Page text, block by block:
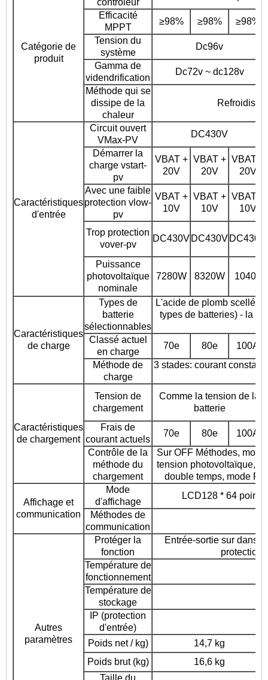
Catégorie de
produit
Efficacité
MPPT
≥98% ≥98%
≥98%
Tension du
système
Dc96v
Gamma de
videndrification
Dc72v ~ dc128v
Méthode qui se
dissipe de la
chaleur
Caractéristiques
d'entrée
Circuit ouvert
VMax-PV
DC430V
Démarrer la
charge vstart-
pv
VBAT +
20V
VBAT +
20V
VBAT +
20V
Avec une faible
protection vlow-
pv
VBAT +
10V
VBAT +
10V
VBAT +
10V
Trop protection
vover-pv
DC430V DC430V DC430V
Puissance
photovoltaïque
nominale
7280W 8320W 10400
Caractéristiques
de charge
Types de
batterie
sélectionnables
L'acide de plomb scellé,
types de batteries) - la
Classé actuel
en charge
70e 80e
100A
Méthode de
charge
3 stades: courant
Caractéristiques
de chargement
Tension de
chargement
Comme la tension de la
batterie
Frais de
courant actuels
70e 80e
100A
Contrôle de la
méthode du
chargement
Sur OFF Méthodes,
tension photovoltaïque,
double temps, mode
Affichage et
communication
Mode
d'affichage
LCD128 * 64
Méthodes de
communication
Autres
paramètres
Protéger la
fonction
Entrée-sortie sur dans
protection
Température de
fonctionnement
Température de
stockage
IP (protection
d'entrée)
Poids net / kg)
14,7 kg
Poids brut (kg)
16,6 kg
Taille du